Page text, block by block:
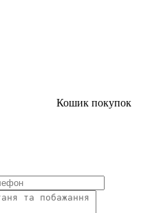
Кошик покупок